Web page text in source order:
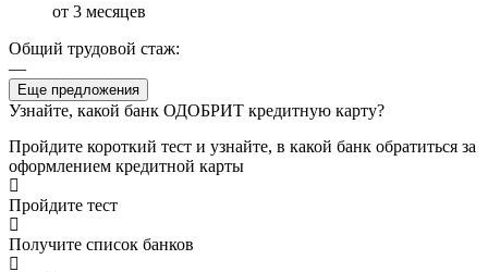
от 3 месяцев
Общий трудовой стаж:
—
Еще предложения
Узнайте, какой банк ОДОБРИТ кредитную карту?
Пройдите короткий тест и узнайте, в какой банк обратиться за
оформлением кредитной карты
Пройдите тест
Получите список банков